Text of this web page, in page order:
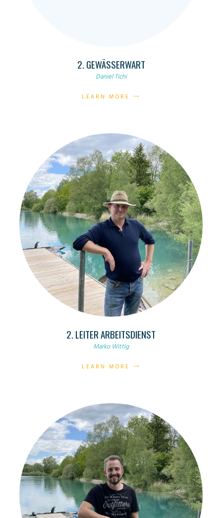
2. GEWÄSSERWART
Daniel Tichi
LEARN MORE
2. LEITER ARBEITSDIENST
Marko Wittig
LEARN MORE